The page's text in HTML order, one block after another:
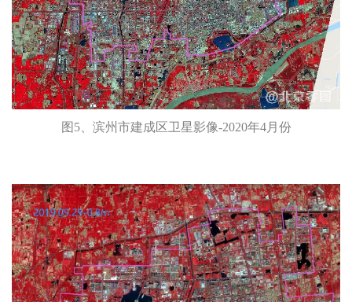
图5、滨州市建成区卫星影像-2020年4月份